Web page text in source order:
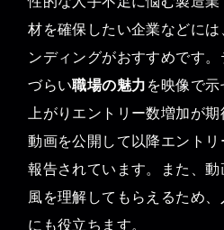
材を確保したい企業などに
ンディングがおすすめです
づらい職場の魅力 を映像で
上がりエントリー数増加が
動画を公開して以降エントリ
報告されています。また、
風を理解してもらえるため
にも役立ちます。